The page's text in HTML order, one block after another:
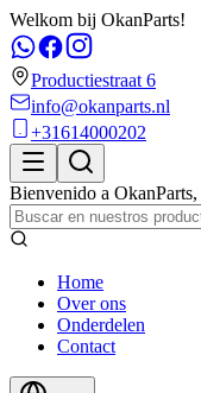
Welkom bij OkanParts!
Productiestraat 6
info@okanparts.nl
+31614000202
Bienvenido a OkanParts,
Home
Over ons
Onderdelen
Contact